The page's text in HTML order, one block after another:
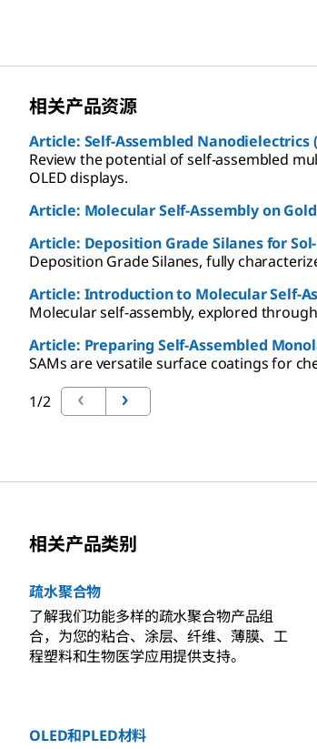
相关产品资源
Article: Self-Assembled Nanodielectrics
Review the potential of self-assembled
OLED displays.
Article: Molecular Self-Assembly on
Article: Deposition Grade Silanes for
Deposition Grade Silanes, fully
Article: Introduction to Molecular Self-
Molecular self-assembly, explored
Article: Preparing Self-Assembled
SAMs are versatile surface coatings for
1/2
相关产品类别
疏水聚合物
了解我们功能多样的疏水聚合物产品组
合，为您的粘合、涂层、纤维、薄膜、工
程塑料和生物医学应用提供支持。
OLED和PLED材料